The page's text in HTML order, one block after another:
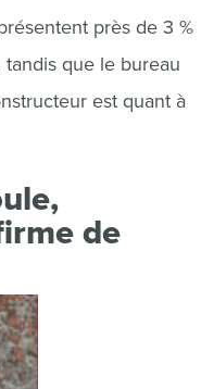
près de 3 %
que le bureau
est quant à
de